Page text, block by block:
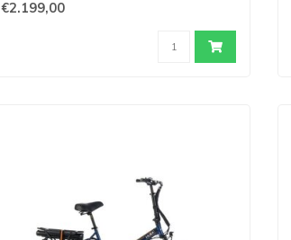
€2.199,00